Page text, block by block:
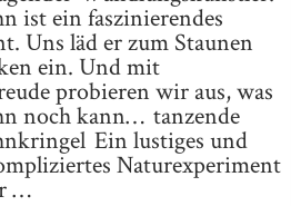
ist ein faszinierendes
Uns läd er zum Staunen
ein. Und mit
probieren wir aus, was
noch kann… tanzende
Ein lustiges und
Naturexperiment
…